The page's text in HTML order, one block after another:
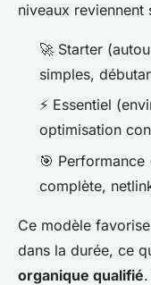
niveaux reviennent
🚀 Starter
simples,
⚡ Essentiel
optimisation
🎯 Performance
complète,
Ce modèle
dans la durée, ce
organique qualifié